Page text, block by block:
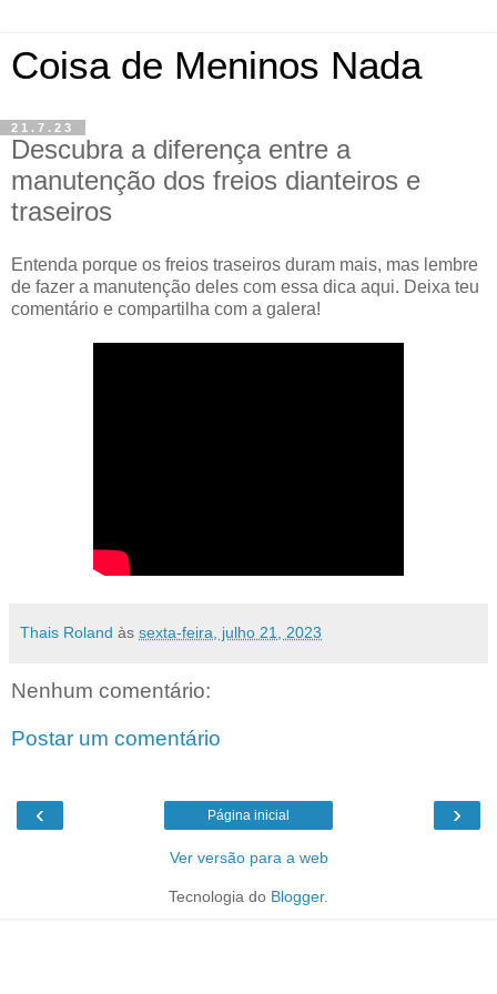
Coisa de Meninos Nada
21.7.23
Descubra a diferença entre a
manutenção dos freios dianteiros e
traseiros
Entenda porque os freios traseiros duram mais, mas lembre
de fazer a manutenção deles com essa dica aqui. Deixa teu
comentário e compartilha com a galera!
Thais Roland às sexta-feira, julho 21, 2023
Nenhum comentário:
Postar um comentário
‹ ›
Página inicial
Ver versão para a web
Tecnologia do Blogger.